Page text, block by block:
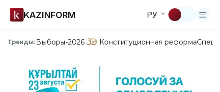
KAZINFORM РУ
Тренды:Выборы-2026 Конституционная реформа